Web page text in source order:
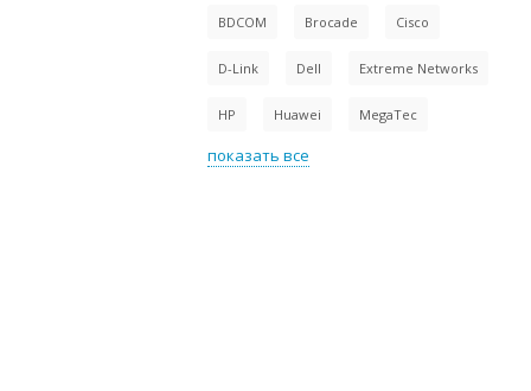
BDCOM Brocade Cisco
D-Link Dell Extreme Networks
HP Huawei MegaTec
показать все